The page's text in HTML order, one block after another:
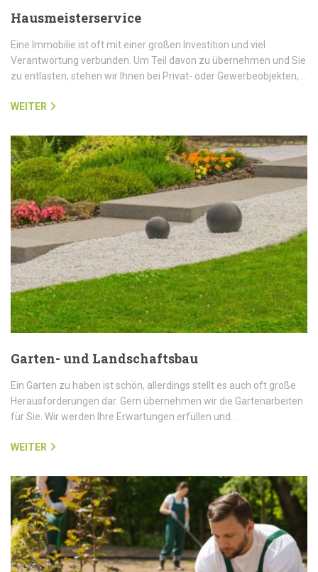
Hausmeisterservice
Eine Immobilie ist oft mit einer großen Investition und viel
Verantwortung verbunden. Um Teil davon zu übernehmen und Sie
zu entlasten, stehen wir Ihnen bei Privat- oder Gewerbeobjekten,…
WEITER
Garten- und Landschaftsbau
Ein Garten zu haben ist schön, allerdings stellt es auch oft große
Herausforderungen dar. Gern übernehmen wir die Gartenarbeiten
für Sie. Wir werden Ihre Erwartungen erfüllen und…
WEITER